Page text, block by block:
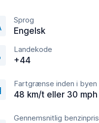
Sprog
Engelsk
Landekode
+44
Fartgrænse inden i byen
48 km/t eller 30 mph
Gennemsnitlig benzinpris